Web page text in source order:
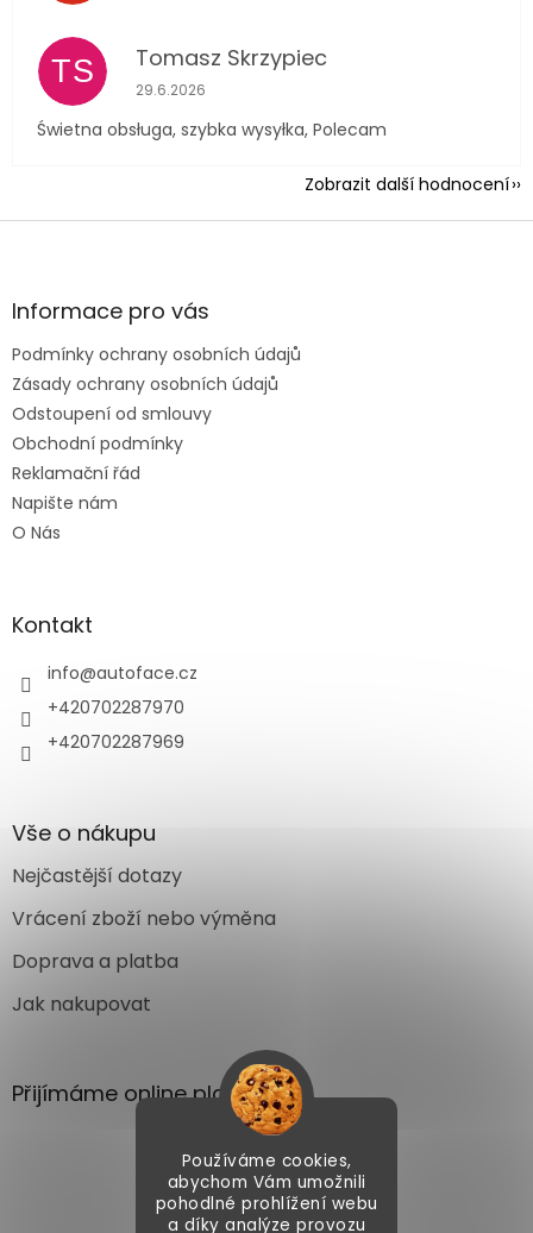
Používáme cookies,
abychom Vám umožnili
pohodlné prohlížení webu
a díky analýze provozu
TS Tomasz Skrzypiec
Hodnocení obchodu je 5 z 5 hvězdiček.
29.6.2026
Świetna obsługa, szybka wysyłka, Polecam
Zobrazit další hodnocení
Z
aInformace pro vás
Podmínky ochrany osobních údajů
Zásady ochrany osobních údajů
Odstoupení od smlouvy
Obchodní podmínky
Reklamační řád
Napište nám
O Nás
Kontakt
info@autoface.cz
+420702287970
+420702287969
Vše o nákupu
Nejčastější dotazy
Vrácení zboží nebo výměna
Doprava a platba
Jak nakupovat
Přijímáme online platby